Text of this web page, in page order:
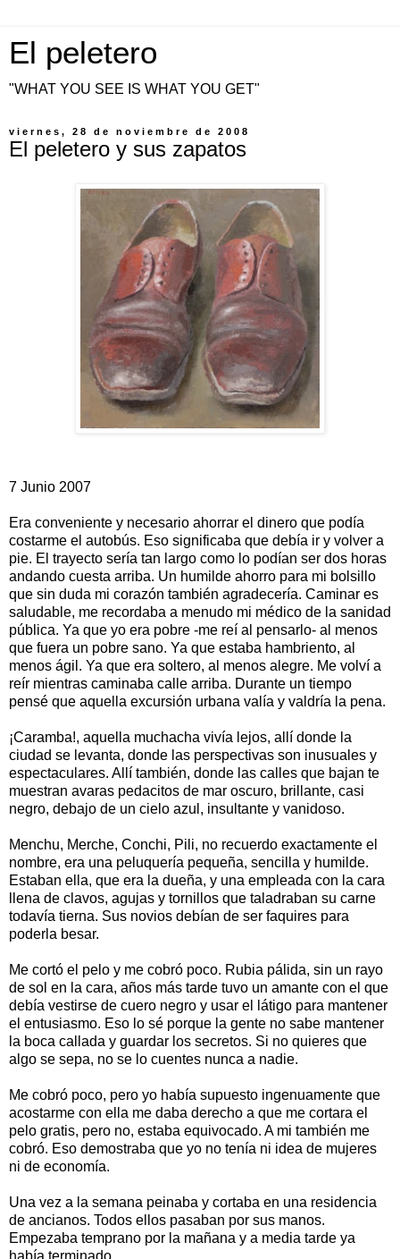
El peletero
"WHAT YOU SEE IS WHAT YOU GET"
viernes, 28 de noviembre de 2008
El peletero y sus zapatos
7 Junio 2007
Era conveniente y necesario ahorrar el dinero que podía
costarme el autobús. Eso significaba que debía ir y volver a
pie. El trayecto sería tan largo como lo podían ser dos horas
andando cuesta arriba. Un humilde ahorro para mi bolsillo
que sin duda mi corazón también agradecería. Caminar es
saludable, me recordaba a menudo mi médico de la sanidad
pública. Ya que yo era pobre -me reí al pensarlo- al menos
que fuera un pobre sano. Ya que estaba hambriento, al
menos ágil. Ya que era soltero, al menos alegre. Me volví a
reír mientras caminaba calle arriba. Durante un tiempo
pensé que aquella excursión urbana valía y valdría la pena.
¡Caramba!, aquella muchacha vivía lejos, allí donde la
ciudad se levanta, donde las perspectivas son inusuales y
espectaculares. Allí también, donde las calles que bajan te
muestran avaras pedacitos de mar oscuro, brillante, casi
negro, debajo de un cielo azul, insultante y vanidoso.
Menchu, Merche, Conchi, Pili, no recuerdo exactamente el
nombre, era una peluquería pequeña, sencilla y humilde.
Estaban ella, que era la dueña, y una empleada con la cara
llena de clavos, agujas y tornillos que taladraban su carne
todavía tierna. Sus novios debían de ser faquires para
poderla besar.
Me cortó el pelo y me cobró poco. Rubia pálida, sin un rayo
de sol en la cara, años más tarde tuvo un amante con el que
debía vestirse de cuero negro y usar el látigo para mantener
el entusiasmo. Eso lo sé porque la gente no sabe mantener
la boca callada y guardar los secretos. Si no quieres que
algo se sepa, no se lo cuentes nunca a nadie.
Me cobró poco, pero yo había supuesto ingenuamente que
acostarme con ella me daba derecho a que me cortara el
pelo gratis, pero no, estaba equivocado. A mi también me
cobró. Eso demostraba que yo no tenía ni idea de mujeres
ni de economía.
Una vez a la semana peinaba y cortaba en una residencia
de ancianos. Todos ellos pasaban por sus manos.
Empezaba temprano por la mañana y a media tarde ya
había terminado.